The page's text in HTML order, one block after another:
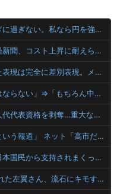
岸田文雄「日米の為替介入は一時しのぎに過ぎない。私なら円を強くすることが出来る」
高市政権に媚びて偏向報道まみれの産経新聞、コスト上昇に耐えられず東北6県撤退を発表
パヨ「れいわ信者、れいわ知能といった表現は完全に差別表現。メディアは放送禁止用語に指定するべき」
エッセイスト「原爆を二度と使わせてはならない」⇒「もちろん中国の核も非難する？」⇒「中国の核は綺麗な核！」
中国、金融監督管理総局前トップの全人代代表資格を剥奪…重大な規律違反で！
【速報】蓮舫「蓮舫だから叩いて良いという報道」 ネット「高市だから叩いて良いをやってるのがお前だろ」
石破前首相を懐かしむ左派、「石破が日本国民から支持されまくっていた」と主張してしまうも……
【ニュース】 広島記念公園を追い出された左翼さん、流石にキモすぎて炎上